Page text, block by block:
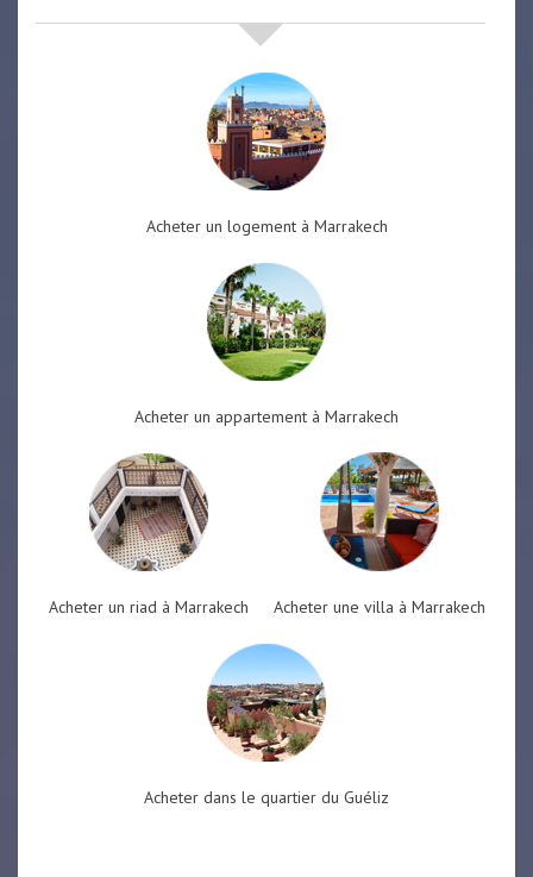
Acheter un logement à Marrakech
Acheter un appartement à Marrakech
Acheter un riad à Marrakech Acheter une villa à Marrakech
Acheter dans le quartier du Guéliz